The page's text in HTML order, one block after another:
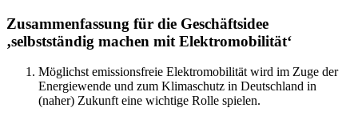
Zusammenfassung für die Geschäftsidee
‚selbstständig machen mit Elektromobilität‘
Möglichst emissionsfreie Elektromobilität wird im Zuge der
Energiewende und zum Klimaschutz in Deutschland in
(naher) Zukunft eine wichtige Rolle spielen.